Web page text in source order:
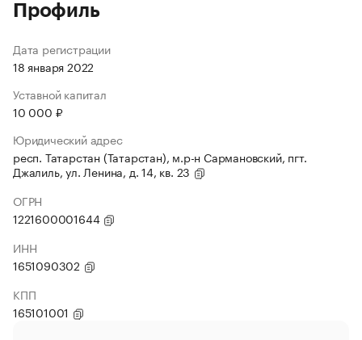
Профиль
Дата регистрации
18 января 2022
Уставной капитал
10 000 ₽
Юридический адрес
респ. Татарстан (Татарстан), м.р-н Сармановский, пгт.
Джалиль, ул. Ленина, д. 14, кв. 23
ОГРН
1221600001644
ИНН
1651090302
КПП
165101001